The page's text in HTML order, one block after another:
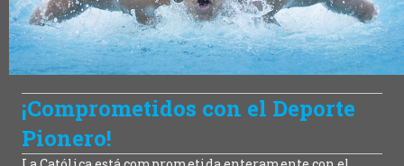
¡Comprometidos con el Deporte
Pionero!